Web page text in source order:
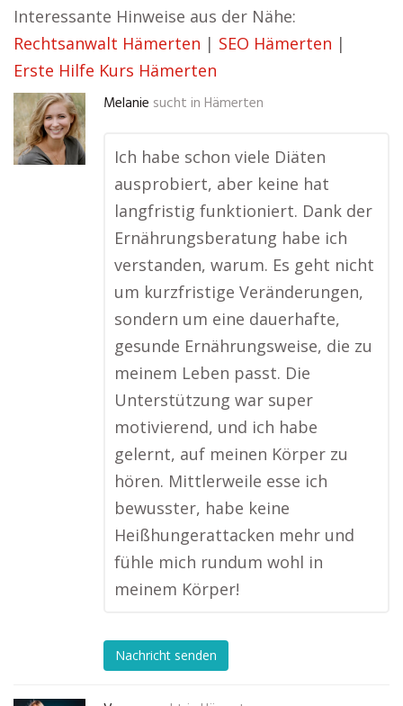
Interessante Hinweise aus der Nähe:
Rechtsanwalt Hämerten | SEO Hämerten |
Erste Hilfe Kurs Hämerten
Melanie sucht in Hämerten
Ich habe schon viele Diäten
ausprobiert, aber keine hat
langfristig funktioniert. Dank der
Ernährungsberatung habe ich
verstanden, warum. Es geht nicht
um kurzfristige Veränderungen,
sondern um eine dauerhafte,
gesunde Ernährungsweise, die zu
meinem Leben passt. Die
Unterstützung war super
motivierend, und ich habe
gelernt, auf meinen Körper zu
hören. Mittlerweile esse ich
bewusster, habe keine
Heißhungerattacken mehr und
fühle mich rundum wohl in
meinem Körper!
Nachricht senden